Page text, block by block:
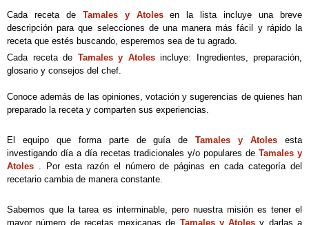
Cada receta de Tamales y Atolesen la lista incluye una breve
descripción para que selecciones de una manera más fácil y rápido la
receta que estés buscando, esperemos sea de tu agrado.
Cada receta de Tamales y Atolesincluye: Ingredientes, preparación,
glosario y consejos del chef.
Conoce además de las opiniones, votación y sugerencias de quienes han
preparado la receta y comparten sus experiencias.
El equipo que forma parte de guía deTamales y Atoles esta
investigando día a día recetas tradicionales y/o populares de Tamales y
Atoles . Por esta razón el número de páginas en cada categoría del
recetario cambia de manera constante.
Sabemos que la tarea es interminable, pero nuestra misión es tener el
mayor número de recetas mexicanas de Tamales y Atoles y darlas a